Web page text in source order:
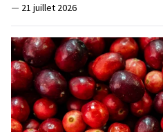
— 21 juillet 2026